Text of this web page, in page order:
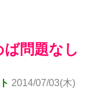
問題なし
2014/07/03(木)